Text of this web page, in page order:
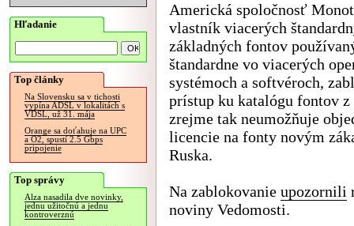
Hľadanie
Top články
Na Slovensku sa v tichosti
vypína ADSL v lokalitách s
VDSL, už 31. mája
Orange sa doťahuje na UPC
a O2, spustí 2.5 Gbps
pripojenie
Top správy
Alza nasadila dve novinky,
jednu užitočnú a jednu
kontroverznú
Americká spoločnosť
vlastník viacerých
základných fontov
štandardne vo viacerých
systémoch a softvéroch,
prístup ku katalógu fontov z
zrejme tak neumožňuje
licencie na fonty novým
Ruska.
Na zablokovanie upozornili
noviny Vedomosti.